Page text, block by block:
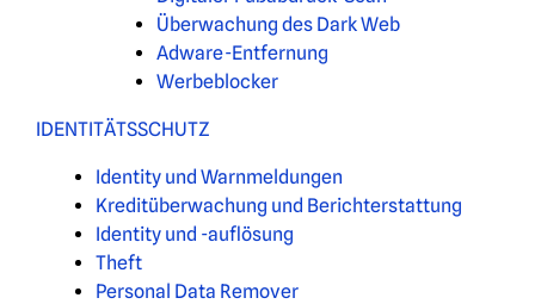
Überwachung des Dark Web
Adware-Entfernung
Werbeblocker
IDENTITÄTSSCHUTZ
Identity und Warnmeldungen
Kreditüberwachung und Berichterstattung
Identity und -auflösung
Theft
Personal Data Remover